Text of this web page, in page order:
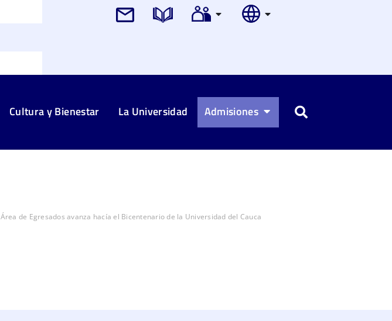
Cultura y Bienestar La Universidad Admisiones Buscar
Área de Egresados avanza hacía el Bicentenario de la Universidad del Cauca